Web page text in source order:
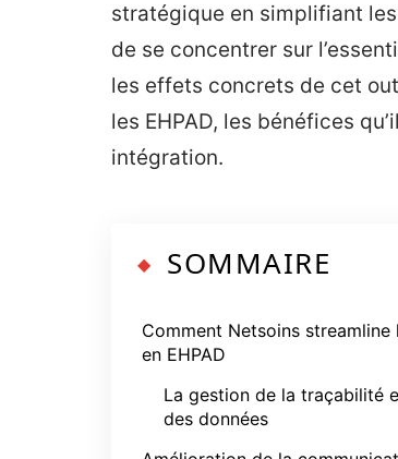
stratégique en simplifiant
de se concentrer sur
les effets concrets de cet
les EHPAD, les bénéfices
intégration.
SOMMAIRE
Comment Netsoins streamline
en EHPAD
La gestion de la traçabilité
des données